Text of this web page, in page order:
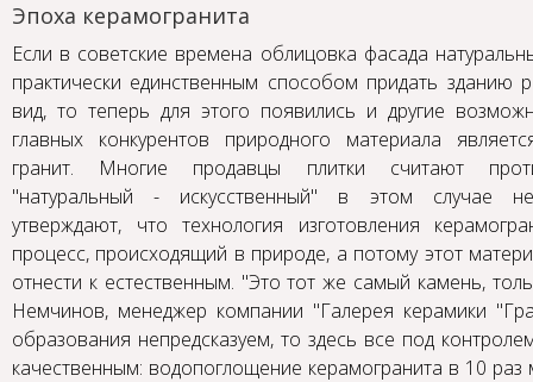
Эпоха керамогранита
Если в советские времена облицовка фасада
практически единственным способом придать зданию
вид, то теперь для этого появились и другие
главных конкурентов природного материала
гранит. Многие продавцы плитки считают
"натуральный - искусственный" в этом случае
утверждают, что технология изготовления
процесс, происходящий в природе, а потому этот
отнести к естественным. "Это тот же самый камень,
Немчинов, менеджер компании "Галерея керамики
образования непредсказуем, то здесь все под
качественным: водопоглощение керамогранита в 10